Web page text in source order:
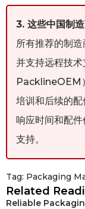
3. 这些中国制
所有推荐的制
并支持远程技
PacklineOEM
培训和后续的
响应时间和配
支持。
Tag: Packaging
Related
Reliable